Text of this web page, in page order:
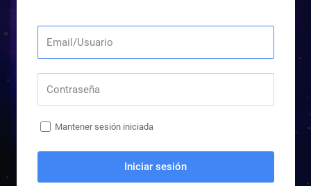
Mantener sesión iniciada